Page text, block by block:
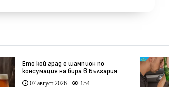
Ето кой град е шампион по
консумация на бира в България
07 август 2026 154